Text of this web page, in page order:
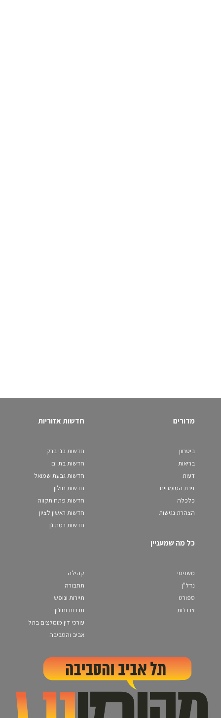
מדורים
ביטחון
בריאות
דעות
זירת המומחים
כלכלה
הצהרת נגישות
חדשות אזוריות
חדשות בני ברק
חדשות בת ים
חדשות גבעת שמואל
חדשות חולון
חדשות פתח תקווה
חדשות ראשון לציון
חדשות רמת גן
כל מה שמעניין
משפטי
נדל"ן
ספורט
צרכנות
קהילה
תחבורה
תיירות ונופש
תרבות וחינוך
עורכי דין מומלצים בתל
אביב והסביבה